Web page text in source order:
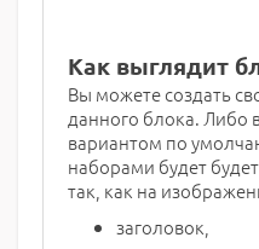
Как выглядит
Вы можете создать
данного блока. Либо
вариантом по
наборами будет
так, как на
заголовок,